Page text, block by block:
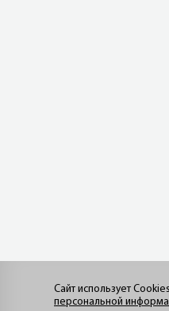
Сайт использует
персональной